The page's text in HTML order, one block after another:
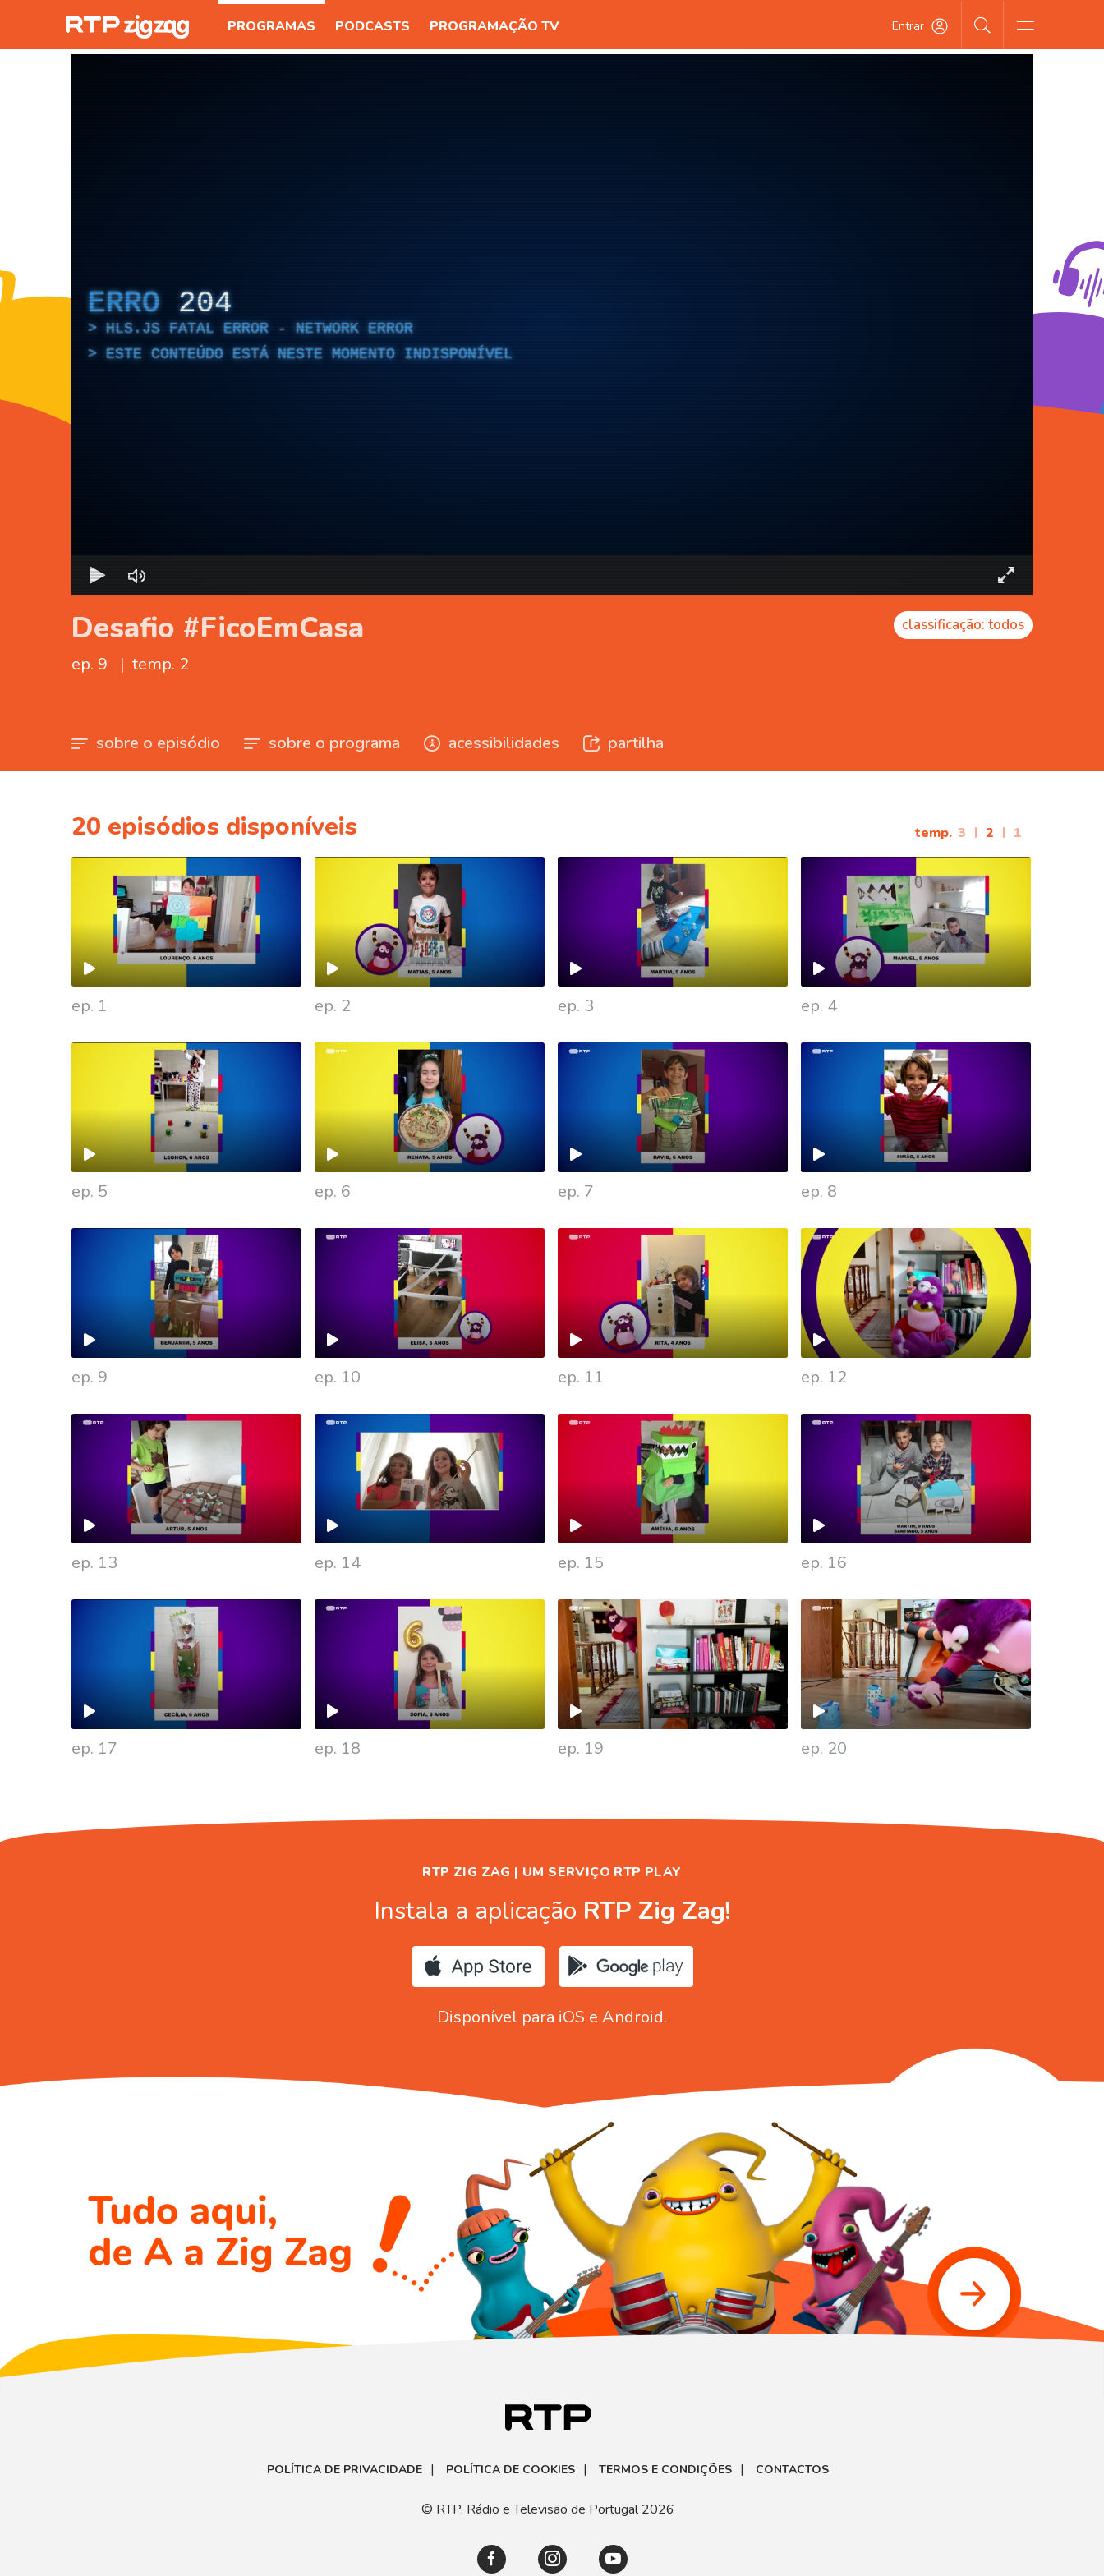
PROGRAMAS PODCASTS PROGRAMAÇÃO TV Entrar
ERRO 204
HLS.JS FATAL ERROR - NETWORK ERROR
ESTE CONTEÚDO ESTÁ NESTE MOMENTO INDISPONÍVEL
Desafio #FicoEmCasa
ep. 9 | temp. 2
classificação: todos
sobre o episódio sobre o programa acessibilidades partilha
20 episódios disponíveis temp. 3 | 2 | 1
ep. 1 ep. 2 ep. 3 ep. 4
ep. 5 ep. 6 ep. 7 ep. 8
ep. 9 ep. 10 ep. 11 ep. 12
ep. 13 ep. 14 ep. 15 ep. 16
ep. 17 ep. 18 ep. 19 ep. 20
RTP ZIG ZAG | UM SERVIÇO RTP PLAY
Instala a aplicação RTP Zig Zag!
Disponível para iOS e Android.
POLÍTICA DE PRIVACIDADE | POLÍTICA DE COOKIES | TERMOS E CONDIÇÕES | CONTACTOS
© RTP, Rádio e Televisão de Portugal 2026